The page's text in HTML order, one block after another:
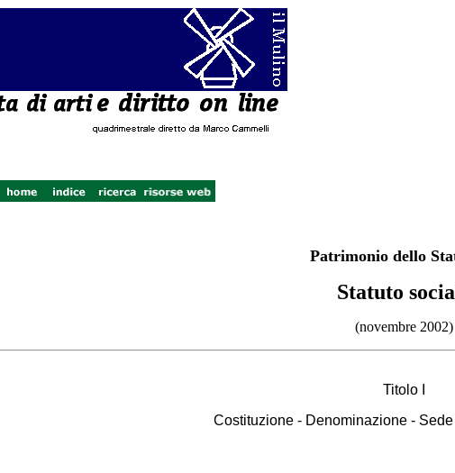
Patrimonio dello
Statuto
(novembre 2002)
Titolo I
Costituzione - Denominazione -